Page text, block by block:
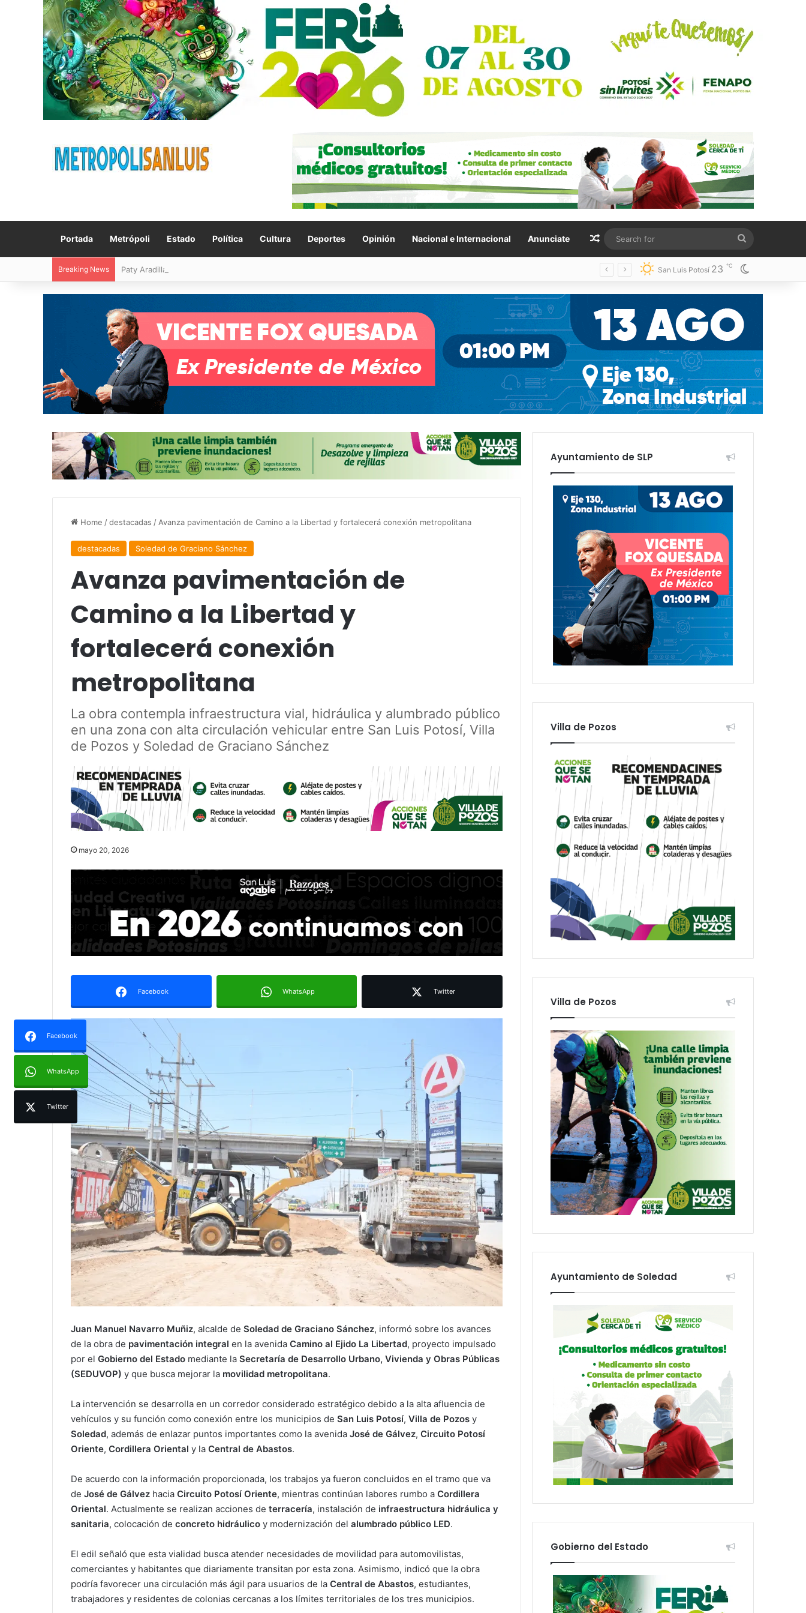
Portada Metrópoli Estado Política Cultura Deportes Opinión Nacional e Internacional Anunciate Random Article
for
Breaking News Paty Aradillas destaca impacto del nuevo desnivel de Circuito Potosí en la movilidad de Villa de Pozos San Luis Potosí 23 ℃
Home /destacadas / Avanza pavimentación de Camino a la Libertad y fortalecerá conexión metropolitana
destacadas Soledad de Graciano Sánchez
Avanza pavimentación de
Camino a la Libertad y
fortalecerá conexión
metropolitana
La obra contempla infraestructura vial, hidráulica y alumbrado público
en una zona con alta circulación vehicular entre San Luis Potosí, Villa
de Pozos y Soledad de Graciano Sánchez
mayo 20, 2026
Facebook WhatsApp Twitter
Facebook
WhatsApp
Twitter
Juan Manuel Navarro Muñiz, alcalde de Soledad de Graciano Sánchez, informó sobre los avances
de la obra de pavimentación integral en la avenida Camino al Ejido La Libertad, proyecto impulsado
por el Gobierno del Estado mediante la Secretaría de Desarrollo Urbano, Vivienda y Obras Públicas
(SEDUVOP) y que busca mejorar la movilidad metropolitana.
La intervención se desarrolla en un corredor considerado estratégico debido a la alta afluencia de
vehículos y su función como conexión entre los municipios de San Luis Potosí, Villa de Pozos y
Soledad, además de enlazar puntos importantes como la avenida José de Gálvez, Circuito Potosí
Oriente, Cordillera Oriental y la Central de Abastos.
De acuerdo con la información proporcionada, los trabajos ya fueron concluidos en el tramo que va
de José de Gálvez hacia Circuito Potosí Oriente, mientras continúan labores rumbo a Cordillera
Oriental. Actualmente se realizan acciones de terracería, instalación de infraestructura hidráulica y
sanitaria, colocación de concreto hidráulico y modernización del alumbrado público LED.
El edil señaló que esta vialidad busca atender necesidades de movilidad para automovilistas,
comerciantes y habitantes que diariamente transitan por esta zona. Asimismo, indicó que la obra
podría favorecer una circulación más ágil para usuarios de la Central de Abastos, estudiantes,
trabajadores y residentes de colonias cercanas a los límites territoriales de los tres municipios.
Ayuntamiento de SLP
Villa de Pozos
Villa de Pozos
Ayuntamiento de Soledad
Gobierno del Estado